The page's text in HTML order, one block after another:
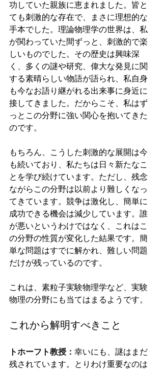
功していた親族に恵まれました。皆と
ても刺激的な存在で、まさに理想的な
手本でした。理論物理学の世界は、私
が関わっていた間ずっと、刺激的で楽
しいものでした。その歴史は興味深
く、多くの謎や研究、偉大な発見に関
する素晴らしい物語が語られ、私自身
も今なお語り継がれる出来事に身近に
接してきました。だからこそ、私はず
っとこの分野に強い関心を抱いてきた
のです。
もちろん、こうした刺激的な展開は今
も続いており、私たちは日々新たなこ
とを学び続けています。ただし、残念
ながらこの分野は以前より難しくなっ
てきています。競争は激化し、簡単に
成功できる機会は減少しています。誰
が悪いというわけではなく、これはこ
の分野の性質が変化した結果です。簡
単な問題はすでに解かれ、難しい問題
だけが残っているのです。
これは、素粒子実験物理学など、実験
物理の分野にも当てはまるようです。
これから解明すべきこと
トホーフト教授： 幸いにも、謎はまだ
残されています。とりわけ重要なのは